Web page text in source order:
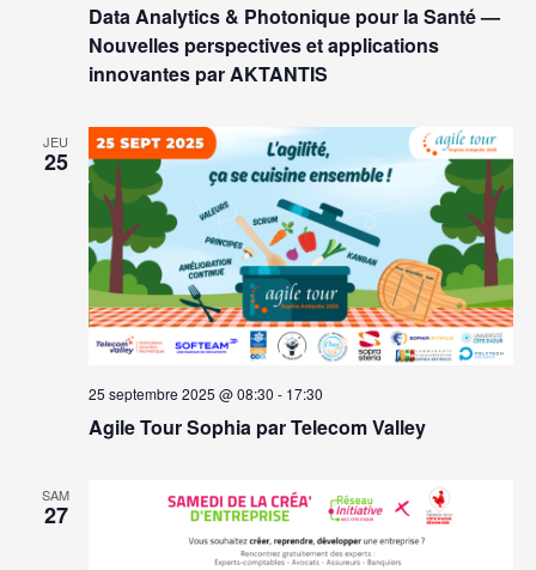
Data Analytics & Photonique pour la Santé —
Nouvelles perspectives et applications
innovantes par AKTANTIS
JEU
25
Agile Tour Sophia par Telecom Valley
25 septembre 2025 @ 08:30 - 17:30
SAM
27